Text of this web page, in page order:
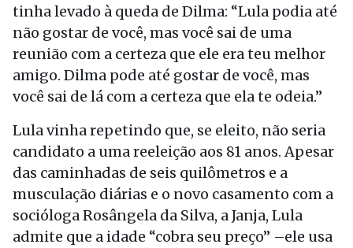
tinha levado à queda de Dilma: “Lula podia até
não gostar de você, mas você sai de uma
reunião com a certeza que ele era teu melhor
amigo. Dilma pode até gostar de você, mas
você sai de lá com a certeza que ela te odeia.”
Lula vinha repetindo que, se eleito, não seria
candidato a uma reeleição aos 81 anos. Apesar
das caminhadas de seis quilômetros e a
musculação diárias e o novo casamento com a
socióloga Rosângela da Silva, a Janja, Lula
admite que a idade “cobra seu preço” –ele usa